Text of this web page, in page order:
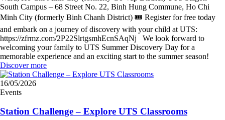
South Campus – 68 Street No. 22, Binh Hung Commune, Ho Chi
Minh City (formerly Binh Chanh District) 🎟 Register for free today
and embark on a journey of discovery with your child at UTS:
https://zfrmz.com/2P22SlrtgsmhEcnSAqNj We look forward to
welcoming your family to UTS Summer Discovery Day for a
memorable experience and an exciting start to the summer season!
Discover more
16/05/2026
Events
Station Challenge – Explore UTS Classrooms